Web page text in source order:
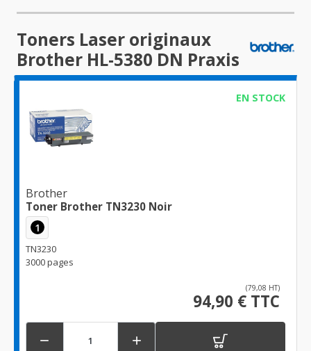
Toners Laser originaux
Brother HL-5380 DN Praxis
EN STOCK
Brother
Toner Brother TN3230 Noir
1
TN3230
3000 pages
(79,08 HT)
94,90 € TTC
 